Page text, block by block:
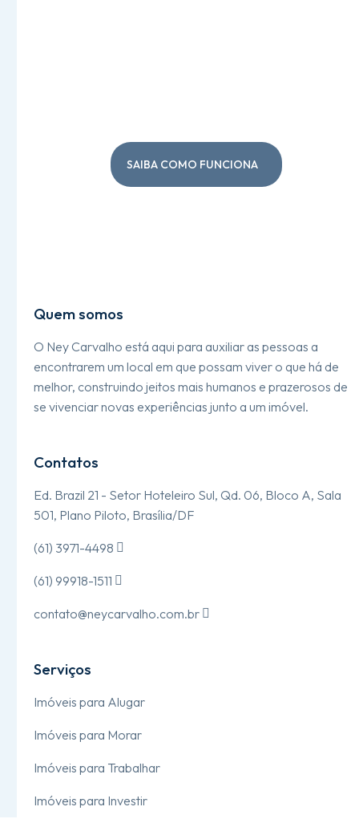
SAIBA COMO FUNCIONA
Quem somos
O Ney Carvalho está aqui para auxiliar as pessoas a
encontrarem um local em que possam viver o que há de
melhor, construindo jeitos mais humanos e prazerosos de
se vivenciar novas experiências junto a um imóvel.
Contatos
Ed. Brazil 21 - Setor Hoteleiro Sul, Qd. 06, Bloco A, Sala
501, Plano Piloto, Brasília/DF

(61) 3971-4498

(61) 99918-1511

contato@neycarvalho.com.br
Serviços
Imóveis para Alugar
Imóveis para Morar
Imóveis para Trabalhar
Imóveis para Investir